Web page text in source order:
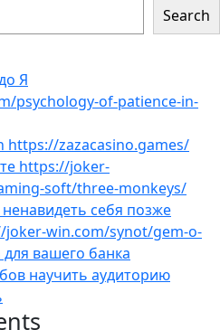
Search
Я
psychology-of-patience-in-
https://zazacasino.games/
https://joker-
soft/three-monkeys/
себя позже
joker-win.com/synot/gem-o-
вашего банка
научить аудиторию